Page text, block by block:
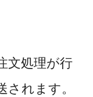
文処理が行
されます。